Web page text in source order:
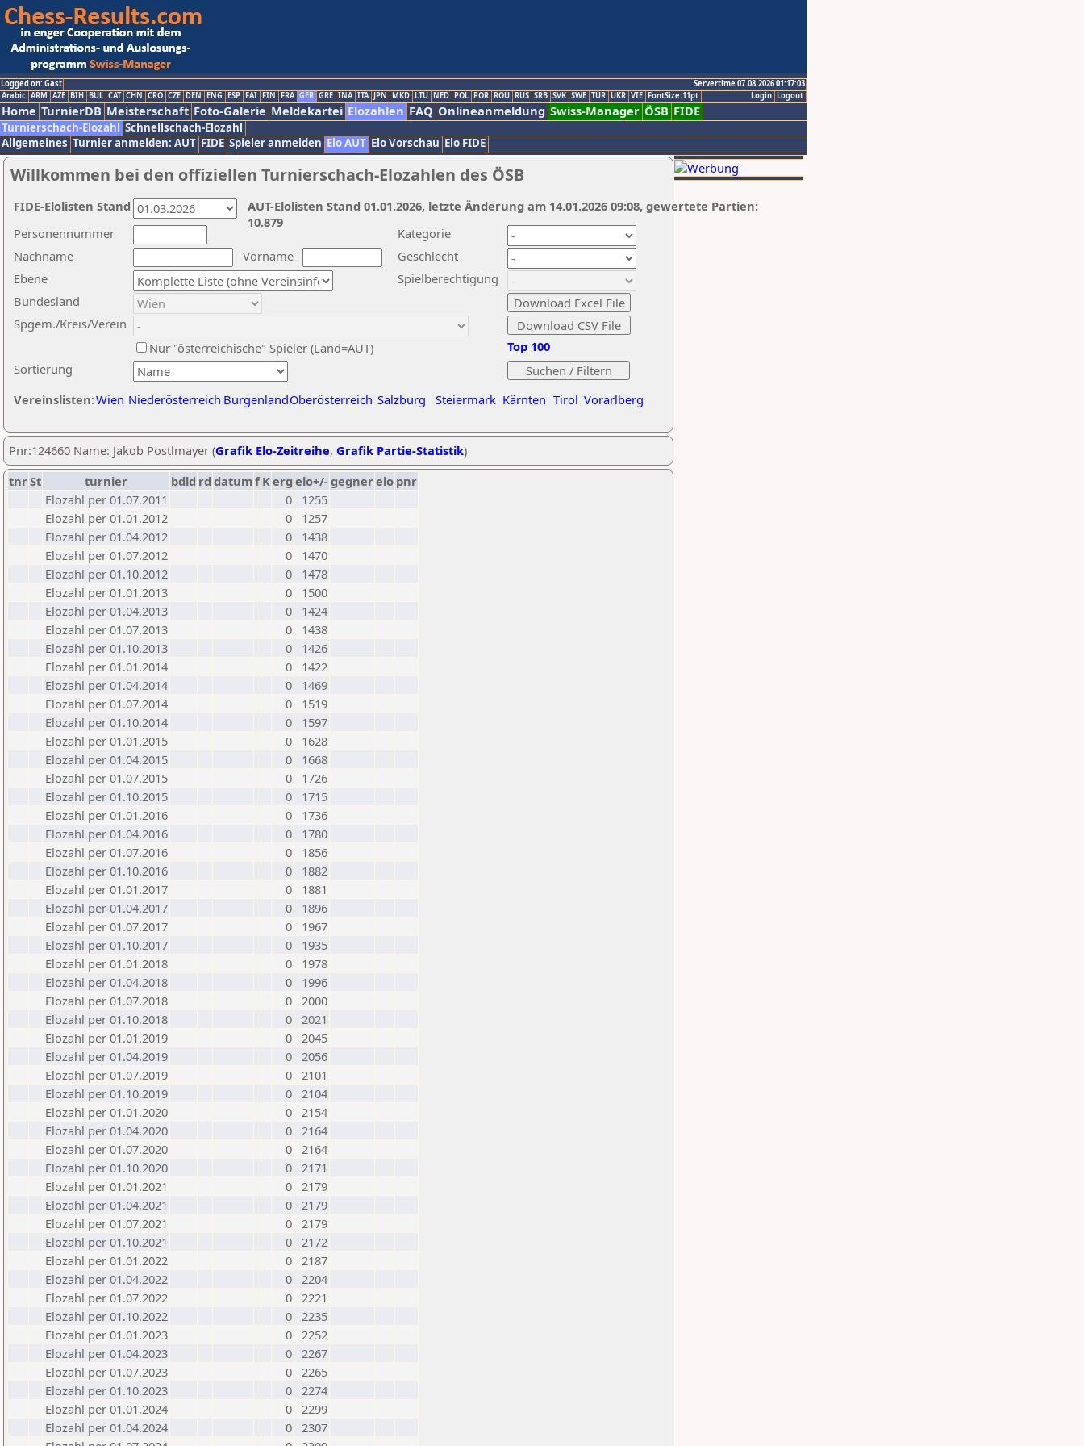
Logged on: Gast
Servertime 07.08.2026 01:17:03
Logout
Login
Arabic ARM AZE BIH BUL CAT CHN CRO CZE DEN ENG ESP FAI FIN FRA GER GRE INA ITA JPN MKD LTU NED POL POR ROU RUS SRB SVK SWE TUR UKR VIE FontSize:11pt
Home TurnierDB Meisterschaft Foto-Galerie Meldekartei Elozahlen FAQ Onlineanmeldung Swiss-Manager ÖSB FIDE
Turnierschach-Elozahl Schnellschach-Elozahl
Allgemeines Turnier anmelden: AUT FIDE Spieler anmelden Elo AUT Elo Vorschau Elo FIDE
Willkommen bei den offiziellen Turnierschach-Elozahlen des ÖSB
Nachname
Vorname
Ebene
Kategorie
Sortierung
Personennummer
Bundesland
Spgem./Kreis/Verein
Geschlecht
Nur "österreichische" Spieler (Land=AUT)
Spielberechtigung
Vereinslisten:Wien Niederösterreich BurgenlandOberösterreich Salzburg Steiermark Kärnten Tirol Vorarlberg
Top 100
AUT-Elolisten Stand 01.01.2026, letzte Änderung am 14.01.2026 09:08, gewertete Partien:
10.879
FIDE-Elolisten Stand
Pnr:124660 Name: Jakob Postlmayer (Grafik Elo-Zeitreihe, Grafik Partie-Statistik)
tnrSt turnier bdld rd datumf Kerg elo+/-gegnerelo pnr
Elozahl per 01.07.2011
0
1255
Elozahl per 01.01.2012
0
1257
Elozahl per 01.04.2012
0
1438
Elozahl per 01.07.2012
0
1470
Elozahl per 01.10.2012
0
1478
Elozahl per 01.01.2013
0
1500
Elozahl per 01.04.2013
0
1424
Elozahl per 01.07.2013
0
1438
Elozahl per 01.10.2013
0
1426
Elozahl per 01.01.2014
0
1422
Elozahl per 01.04.2014
0
1469
Elozahl per 01.07.2014
0
1519
Elozahl per 01.10.2014
0
1597
Elozahl per 01.01.2015
0
1628
Elozahl per 01.04.2015
0
1668
Elozahl per 01.07.2015
0
1726
Elozahl per 01.10.2015
0
1715
Elozahl per 01.01.2016
0
1736
Elozahl per 01.04.2016
0
1780
Elozahl per 01.07.2016
0
1856
Elozahl per 01.10.2016
0
1882
Elozahl per 01.01.2017
0
1881
Elozahl per 01.04.2017
0
1896
Elozahl per 01.07.2017
0
1967
Elozahl per 01.10.2017
0
1935
Elozahl per 01.01.2018
0
1978
Elozahl per 01.04.2018
0
1996
Elozahl per 01.07.2018
0 2000
Elozahl per 01.10.2018
0 2021
Elozahl per 01.01.2019
0 2045
Elozahl per 01.04.2019
0 2056
Elozahl per 01.07.2019
0 2101
Elozahl per 01.10.2019
0 2104
Elozahl per 01.01.2020
0 2154
Elozahl per 01.04.2020
0 2164
Elozahl per 01.07.2020
0 2164
Elozahl per 01.10.2020
0 2171
Elozahl per 01.01.2021
0 2179
Elozahl per 01.04.2021
0 2179
Elozahl per 01.07.2021
0 2179
Elozahl per 01.10.2021
0 2172
Elozahl per 01.01.2022
0 2187
Elozahl per 01.04.2022
0 2204
Elozahl per 01.07.2022
0 2221
Elozahl per 01.10.2022
0 2235
Elozahl per 01.01.2023
0 2252
Elozahl per 01.04.2023
0 2267
Elozahl per 01.07.2023
0 2265
Elozahl per 01.10.2023
0 2274
Elozahl per 01.01.2024
0 2299
Elozahl per 01.04.2024
0 2307